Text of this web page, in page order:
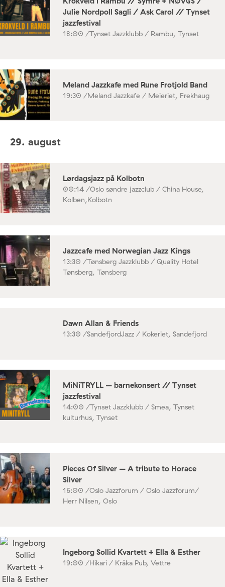
Julie Nordpoll Sagli / Ask Carol // Tynset
jazzfestival
18:00 /Tynset Jazzklubb / Rambu, Tynset
Meland Jazzkafe med Rune Frotjold Band
19:30 /Meland Jazzkafe / Meieriet, Frekhaug
29. august
Lørdagsjazz på Kolbotn
00:14 /Oslo søndre jazzclub / China House,
Kolben,Kolbotn
Jazzcafe med Norwegian Jazz Kings
13:30 /Tønsberg Jazzklubb / Quality Hotel
Tønsberg, Tønsberg
Dawn Allan & Friends
13:30 /SandefjordJazz / Kokeriet, Sandefjord
MiNiTRYLL – barnekonsert // Tynset
jazzfestival
14:00 /Tynset Jazzklubb / Smea, Tynset
kulturhus, Tynset
Pieces Of Silver – A tribute to Horace
Silver
16:00 /Oslo Jazzforum / Oslo Jazzforum/
Herr Nilsen, Oslo
Ingeborg Sollid Kvartett + Ella & Esther
19:00 /Hikari / Kråka Pub, Vettre